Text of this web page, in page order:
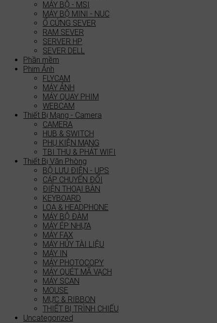
MÁY BỘ - MSI
MÁY BỘ MINI - NUC
Ổ CỨNG SEVER
RAM SEVER
SERVER HP
SEVER DELL
Phần mềm
Phim Ảnh
FLYCAM
MÁY ẢNH
MÁY QUAY PHIM
WEBCAM
Thiết Bị Mạng - Camera
CAMERA
HUB & SWITCH
PHỤ KIỆN MẠNG
T.BI THU & PHÁT WIFI
Thiết Bị Văn Phòng
BỘ LƯU ĐIỆN - UPS
CÁP CHUYỂN ĐỔI
ĐIỆN THOẠI BÀN
KEYBOARD
LOA & HEADPHONE
MÁY BỘ ĐÀM
MÁY ÉP NHỰA
MÁY FAX
MÁY HỦY TÀI LIỆU
MÁY IN
MÁY PHOTOCOPY
MÁY QUÉT MÃ VẠCH
MÁY SCAN
MOUSE
MỰC & RIBBON
THIẾT BỊ TRÌNH CHIẾU
Uncategorized